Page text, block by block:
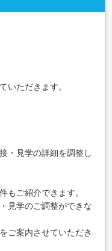
いただきます。
・見学の詳細を調整し
もご紹介できます。
見学のご調整ができな
ご案内させていただき